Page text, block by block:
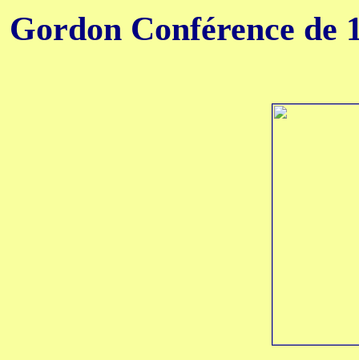
Gordon Conférence de